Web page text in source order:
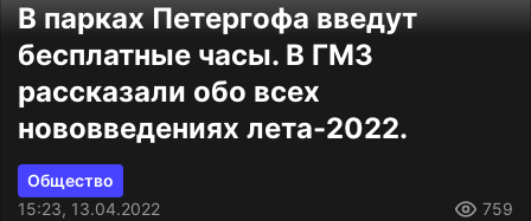
В парках Петергофа введут
бесплатные часы. В ГМЗ
рассказали обо всех
нововведениях лета-2022.
Общество
15:23, 13.04.2022
759